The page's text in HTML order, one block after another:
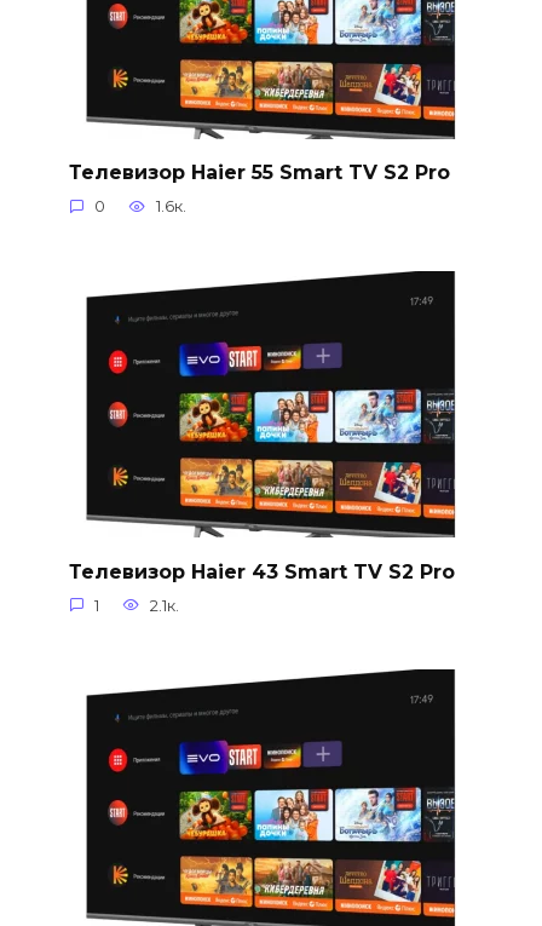
Телевизор Haier 55 Smart TV S2 Pro
0 1.6к.
Телевизор Haier 43 Smart TV S2 Pro
1 2.1к.